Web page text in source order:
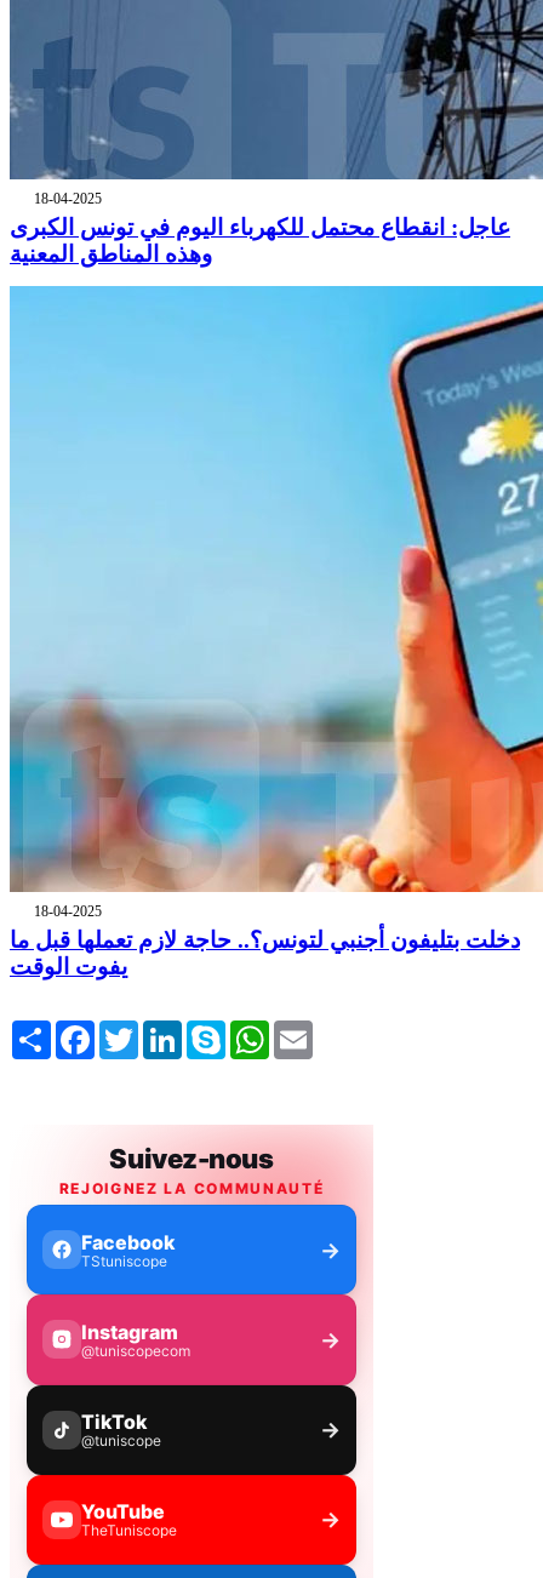
18-04-2025
عاجل: انقطاع محتمل للكهرباء اليوم في تونس الكبرى
وهذه المناطق المعنية
18-04-2025
دخلت بتليفون أجنبي لتونس؟.. حاجة لازم تعملها قبل ما
يفوت الوقت
Share FacebookTwitterLinkedInSkype WhatsApp